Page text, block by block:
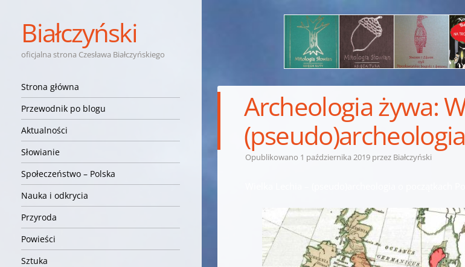
Białczyński
oficjalna strona Czesława Białczyńskiego
Nawigacja
Przejdź do treści
Strona główna
Przewodnik po blogu
Aktualności
Słowianie
Społeczeństwo – Polska
Nauka i odkrycia
Przyroda
Powieści
Sztuka
Archeologia żywa:
Opublikowano 1 października 2019 przez Białczyński